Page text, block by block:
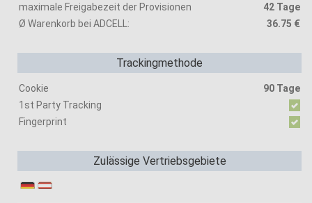
maximale Freigabezeit der Provisionen
42 Tage
Ø Warenkorb bei ADCELL:
36.75 €
Trackingmethode
Cookie
90 Tage
1st Party Tracking
Fingerprint
Zulässige Vertriebsgebiete